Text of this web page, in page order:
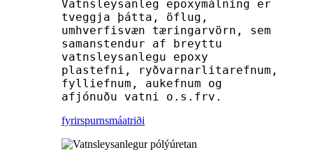
Vatnsleysanleg epoxymálning er
tveggja þátta, öflug,
umhverfisvæn tæringarvörn, sem
samanstendur af breyttu
vatnsleysanlegu epoxy
plastefni, ryðvarnarlitarefnum,
fylliefnum, aukefnum og
afjónuðu vatni o.s.frv.
fyrirspurnsmáatriði